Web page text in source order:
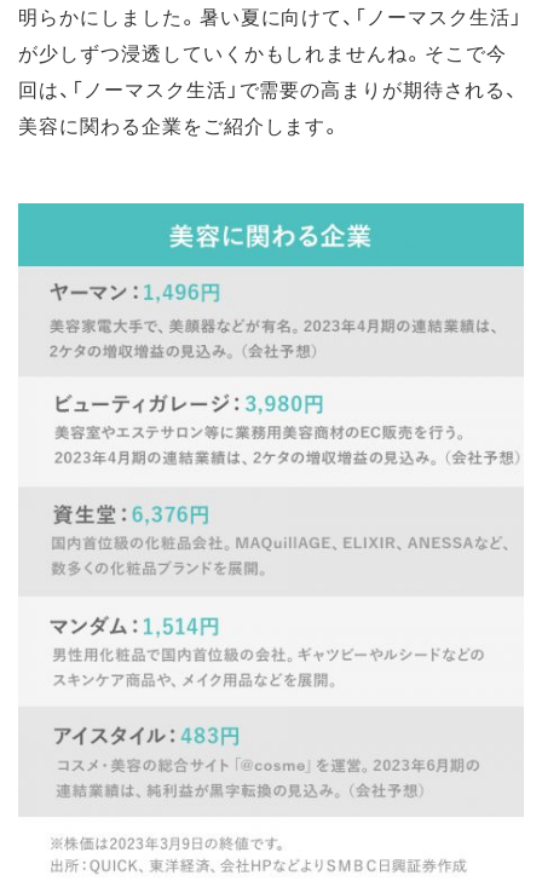
明らかにしました。暑い夏に向けて、「ノーマスク生活」
が少しずつ浸透していくかもしれませんね。そこで今
回は、「ノーマスク生活」で需要の高まりが期待される、
美容に関わる企業をご紹介します。